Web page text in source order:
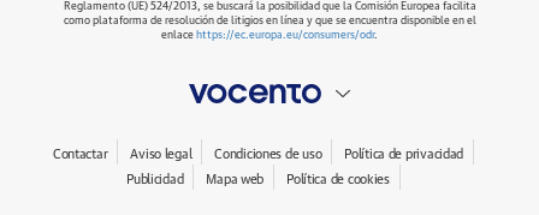
Reglamento (UE) 524/2013, se buscará la posibilidad que la Comisión Europea facilita
como plataforma de resolución de litigios en línea y que se encuentra disponible en el
enlace https://ec.europa.eu/consumers/odr.
Contactar Aviso legal Condiciones de uso
Política de privacidad
Publicidad
Mapa web Política de cookies